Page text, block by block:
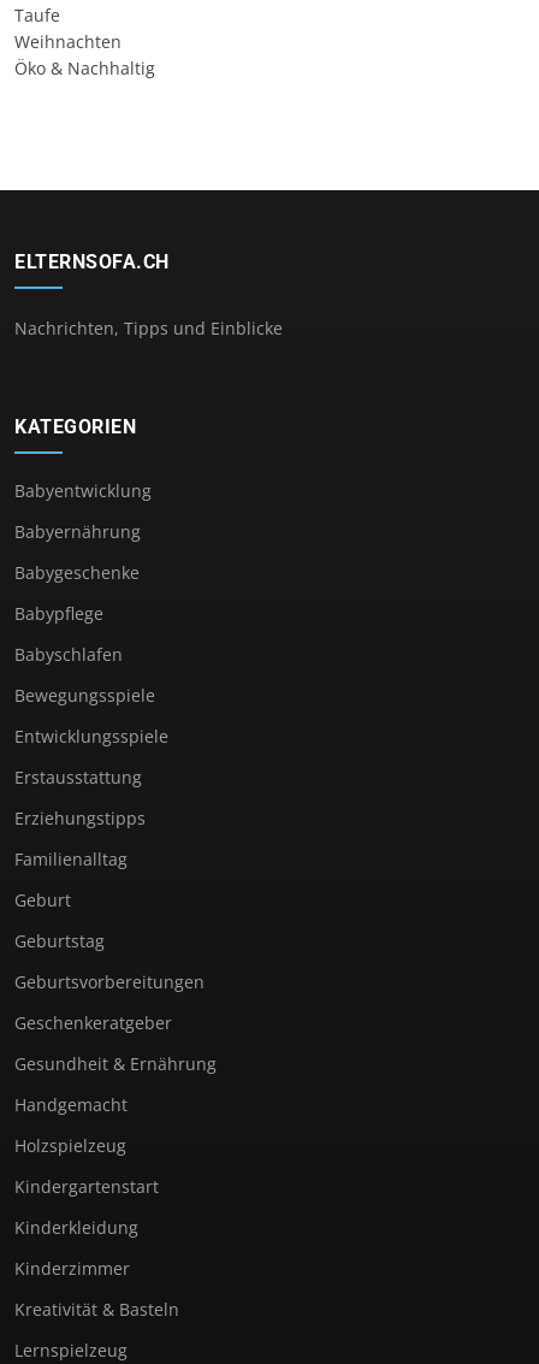
Taufe
Weihnachten
Öko & Nachhaltig
ELTERNSOFA.CH
Nachrichten, Tipps und Einblicke
KATEGORIEN
Babyentwicklung
Babyernährung
Babygeschenke
Babypflege
Babyschlafen
Bewegungsspiele
Entwicklungsspiele
Erstausstattung
Erziehungstipps
Familienalltag
Geburt
Geburtstag
Geburtsvorbereitungen
Geschenkeratgeber
Gesundheit & Ernährung
Handgemacht
Holzspielzeug
Kindergartenstart
Kinderkleidung
Kinderzimmer
Kreativität & Basteln
Lernspielzeug